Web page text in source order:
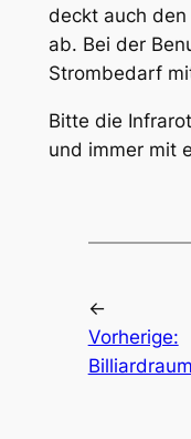
deckt auch
ab. Bei der
Strombedarf
Bitte die
und immer mit
←
Vorherige:
Billiardraum